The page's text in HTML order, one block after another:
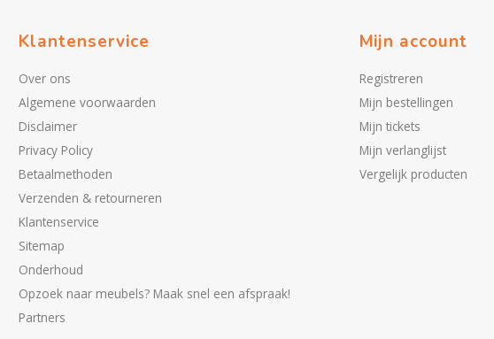
Klantenservice
Over ons
Algemene voorwaarden
Disclaimer
Privacy Policy
Betaalmethoden
Verzenden & retourneren
Klantenservice
Sitemap
Onderhoud
Opzoek naar meubels? Maak snel een afspraak!
Partners
Mijn account
Registreren
Mijn bestellingen
Mijn tickets
Mijn verlanglijst
Vergelijk producten